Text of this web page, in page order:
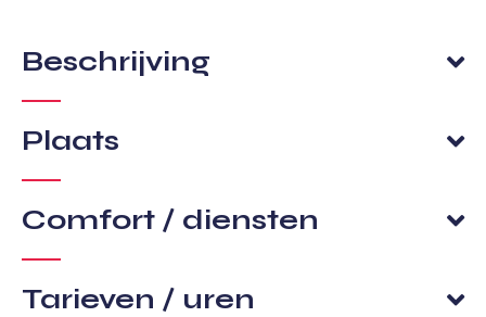
Beschrijving
Plaats
Comfort / diensten
Tarieven / uren